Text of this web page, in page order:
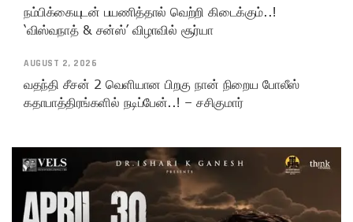
நம்பிக்கையுடன் பயணித்தால் வெற்றி கிடைக்கும்..!
‘விஸ்வநாத் & சன்ஸ்’ விழாவில் சூர்யா
AUGUST 2, 2026
வதந்தி சீசன் 2 வெளியான பிறகு நான் நிறைய போலீஸ்
கதாபாத்திரங்களில் நடிப்பேன்..! – சசிகுமார்